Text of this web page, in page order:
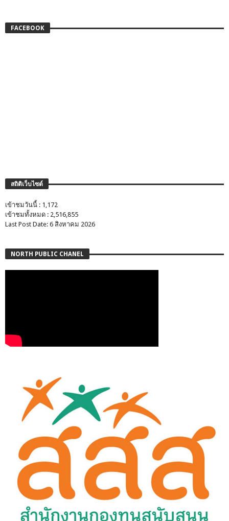
FACEBOOK
สถิติเว็บไซต์
เข้าชมวันนี้ : 1,172
เข้าชมทั้งหมด : 2,516,855
Last Post Date: 6 สิงหาคม 2026
NORTH PUBLIC CHANEL